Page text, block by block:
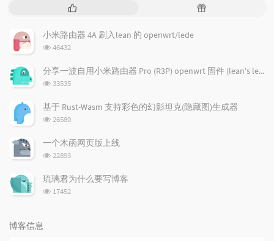
文
章
随
小米路由器 4A 刷入lean 的 openwrt/lede
浏
次
数:
46432
分享一波自用小米路由器 Pro (R3P) openwrt 固件 (lean's lede)
浏
次
数:
33535
基于 Rust-Wasm 支持彩色的幻影坦克(隐藏图)生成器
浏
次
数:
26580
一个木函网页版上线
浏
次
数:
22893
琉璃君为什么要写博客
浏
17452
博客信息